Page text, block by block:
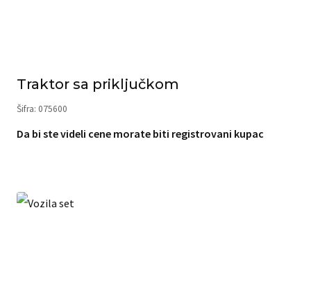
Traktor sa priključkom
Šifra: 075600
Da bi ste videli cene morate biti registrovani kupac